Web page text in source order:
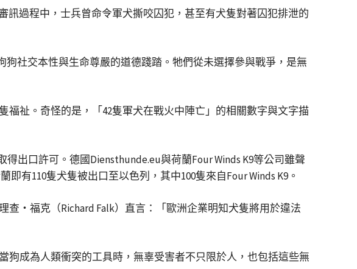
訊過程中，士兵曾命令軍犬撕咬囚犯，甚至有犬隻對著囚犯排泄的
社交本性與生命尊嚴的道德踐踏。牠們從未選擇參與戰爭，是無
祉。奇怪的是，「42隻軍犬在戰火中陣亡」的相關數字與文字描
出口許可。德國Diensthunde.eu與荷蘭Four Winds K9等公司雖聲
有110隻犬隻被出口至以色列，其中100隻來自Four Winds K9。
・福克（Richard Falk）直言：「歐洲企業明知犬隻將用於違法
成為人類衝突的工具時，無辜受害者不只限於人，也包括這些無